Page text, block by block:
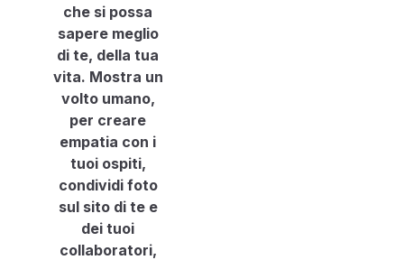
che si possa
sapere meglio
di te, della tua
vita. Mostra un
volto umano,
per creare
empatia con i
tuoi ospiti,
condividi foto
sul sito di te e
dei tuoi
collaboratori,